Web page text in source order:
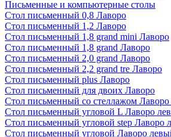
Письменные и компьютерные столы
Стол письменный 0,8 Лаворо
Стол письменный 1,2 Лаворо
Стол письменный 1,8 grand mini Лаворо
Стол письменный 1,8 grand Лаворо
Стол письменный 2,0 grand Лаворо
Стол письменный 2,2 grand tre Лаворо
Стол письменный plus Лаворо
Стол письменный для двоих Лаворо
Стол письменный со стеллажом
Стол письменный угловой L Лаворо
Стол письменный угловой step Лаворо
Стол письменный угловой Лаворо